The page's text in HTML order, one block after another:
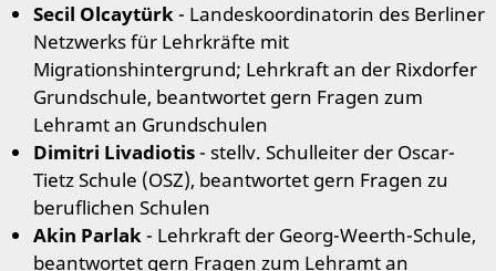
Secil Olcaytürk- Landeskoordinatorin des Berliner
Netzwerks für Lehrkräfte mit
Migrationshintergrund; Lehrkraft an der Rixdorfer
Grundschule, beantwortet gern Fragen zum
Lehramt an Grundschulen
Dimitri Livadiotis- stellv. Schulleiter der Oscar-
Tietz Schule (OSZ), beantwortet gern Fragen zu
beruflichen Schulen
Akin Parlak- Lehrkraft der Georg-Weerth-Schule,
beantwortet gern Fragen zum Lehramt an